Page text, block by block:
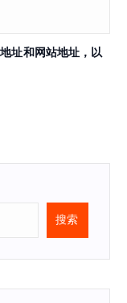
址和网站地址，以
搜索